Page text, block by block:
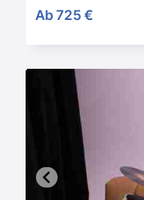
Ab 725 €